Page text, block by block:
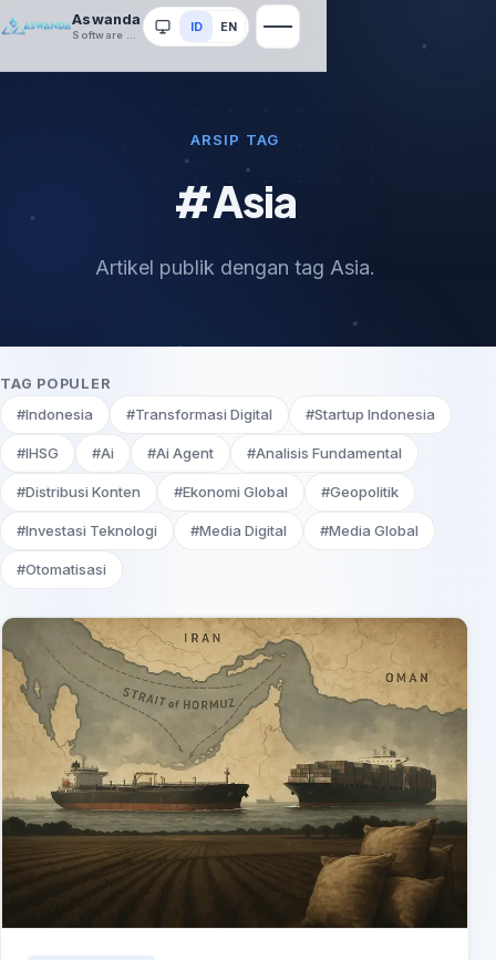
Aswanda
Sistem
ID EN
ARSIP TAG
#Asia
Artikel publik dengan tag Asia.
TAG POPULER
#Indonesia #Transformasi Digital #Startup Indonesia
#IHSG #Ai #Ai Agent #Analisis Fundamental
#Distribusi Konten #Ekonomi Global #Geopolitik
#Investasi Teknologi #Media Digital #Media Global
#Otomatisasi